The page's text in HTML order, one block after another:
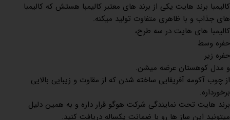
کالیمبا برند هایت یکی از برند های معتبر کالیمبا هستش که کالیمبا
های جذاب و با ظاهری متفاوت تولید میکنه.
کالیمبا های هایت در سه طرح،
حفره وسط
حفره زیر
و مدل کوهستان عرضه میشن.
از چوب آکومه آفریقایی ساخته شدن که از مقاوت و زیبایی بالایی
برخورداره.
برند هایت تحت نمایندگی شرکت هوگو قرار داره و به همین دلیل
میتونید این ساز ها رو با ضمانت یکساله دریافت کنید.